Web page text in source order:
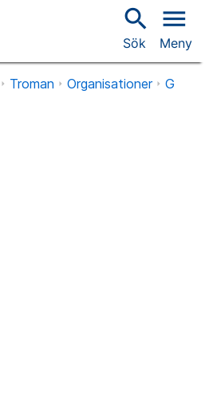
search
Sök
menu
Meny
Troman Organisationer G